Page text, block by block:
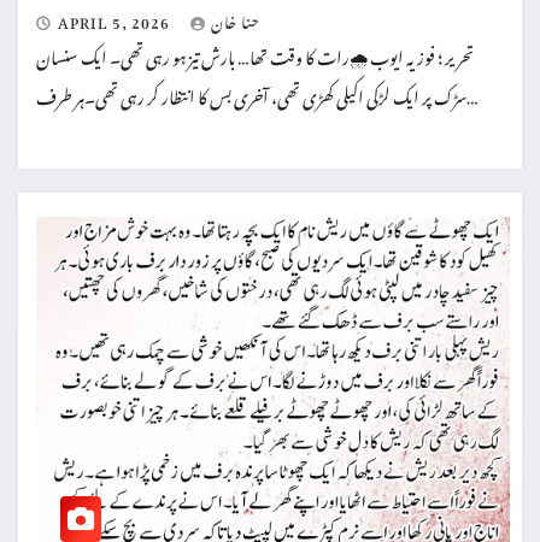
APRIL 5, 2026
حنا خان
تحریر ؛ فوزیہ ایوب 🌧️رات کا وقت تھا… بارش تیز ہو رہی تھی۔ ایک سنسان
سڑک پر ایک لڑکی اکیلی کھڑی تھی، آخری بس کا انتظار کر رہی تھی۔ہر طرف…